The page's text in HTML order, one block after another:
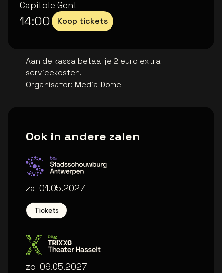
Capitole Gent
14:00 Koop tickets
Aan de kassa betaal je 2 euro extra
servicekosten.
Organisator: Media Dome
Ook in andere zalen
Stadsschouwburg Antwerpen
za 01.05.2027
Tickets
Trixxo Theater
zo 09.05.2027